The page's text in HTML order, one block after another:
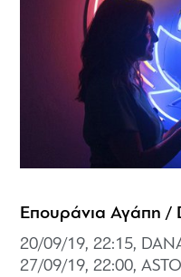
Επουράνια Αγάπη /
20/09/19, 22:15,
27/09/19, 22:00,